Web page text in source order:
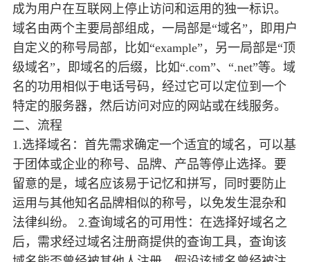
成为用户在互联网上停止访问和运用的独一标识。
域名由两个主要局部组成，一局部是“域名”，即用户
自定义的称号局部，比如“example”，另一局部是“顶
级域名”，即域名的后缀，比如“.com”、“.net”等。域
名的功用相似于电话号码，经过它可以定位到一个
特定的服务器，然后访问对应的网站或在线服务。
二、流程
1.选择域名：首先需求确定一个适宜的域名，可以基
于团体或企业的称号、品牌、产品等停止选择。要
留意的是，域名应该易于记忆和拼写，同时要防止
运用与其他知名品牌相似的称号，以免发生混杂和
法律纠纷。 2.查询域名的可用性：在选择好域名之
后，需求经过域名注册商提供的查询工具，查询该